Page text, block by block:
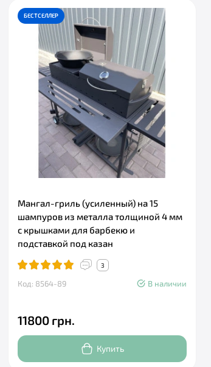
БЕСТСЕЛЛЕР
Мангал-гриль (усиленный) на 15
шампуров из металла толщиной 4 мм
с крышками для барбекю и
подставкой под казан
3
Код: 8564-89 В наличии
11800 грн.
Купить